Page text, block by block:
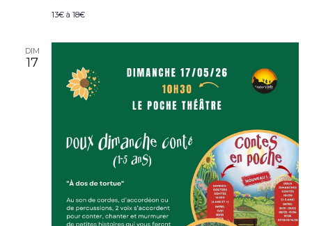
13€ à 18€
DIM
17